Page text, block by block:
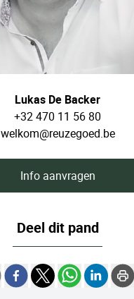
Lukas De Backer
+32 470 11 56 80
welkom@reuzegoed.be
Info aanvragen
Deel dit pand